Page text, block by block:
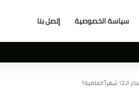
سياسة الخصوصية إتصل بنا